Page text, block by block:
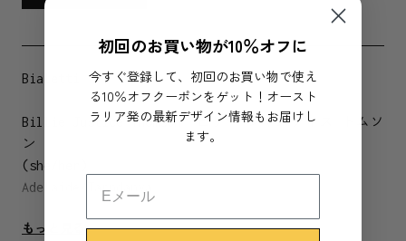
Bialetti
Billie Justice Thomson ビリー ジャスティス トムソ
ン
(she/her)
Adelaide/Tarndanya
Billie Justice Thomsonはアデレード/ターンダ二ャを
もっと見る
初回のお買い物が10％オフに
今すぐ登録して、初回のお買い物で使え
る10％オフクーポンをゲット！オースト
ラリア発の最新デザイン情報もお届けし
ます。